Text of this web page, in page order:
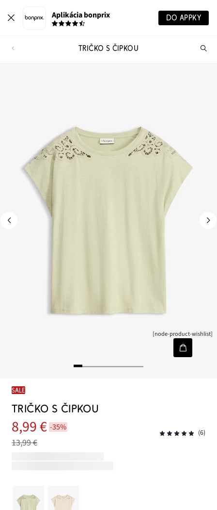
Aplikácia bonprix DO APPKY
TRIČKO S ČIPKOU
[node-product-wishlist]
SALE
TRIČKO S ČIPKOU
8,99 € -35%
13,99 €
(6)